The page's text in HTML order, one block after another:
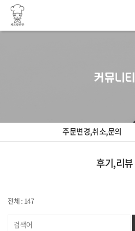
커뮤니티
주문변경,취소,문의
후기,리뷰
전체 : 147